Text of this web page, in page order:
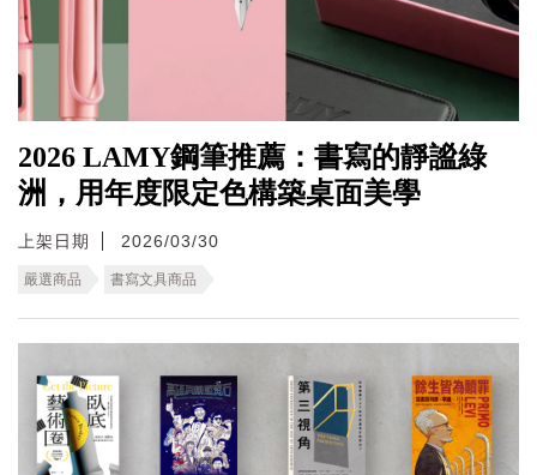
2026 LAMY鋼筆推薦：書寫的靜謐綠
洲，用年度限定色構築桌面美學
上架日期 2026/03/30
嚴選商品 書寫文具商品